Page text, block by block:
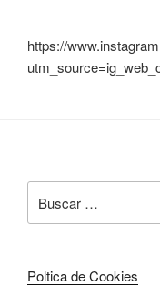
https://
por:
Poltica de Cookies